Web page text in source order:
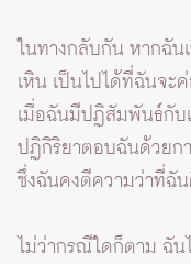
ในทางกลับกัน หากฉัน
เหิน เป็นไปได้ที่ฉันจะ
เมื่อฉันมีปฏิสัมพันธ์กับ
ปฏิกิริยาตอบฉันด้วยก
ซึ่งฉันคงตีความว่าที่ฉั
ไม่ว่ากรณีใดก็ตาม ฉัน